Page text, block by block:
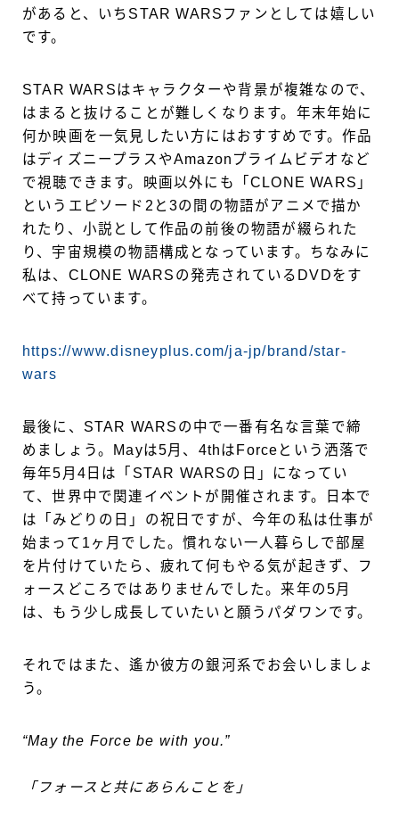
があると、いちSTAR WARSファンとしては嬉しい
です。
STAR WARSはキャラクターや背景が複雑なので、
はまると抜けることが難しくなります。年末年始に
何か映画を一気見したい方にはおすすめです。作品
はディズニープラスやAmazonプライムビデオなど
で視聴できます。映画以外にも「CLONE WARS」
というエピソード2と3の間の物語がアニメで描か
れたり、小説として作品の前後の物語が綴られた
り、宇宙規模の物語構成となっています。ちなみに
私は、CLONE WARSの発売されているDVDをす
べて持っています。
https://www.disneyplus.com/ja-jp/brand/star-
wars
最後に、STAR WARSの中で一番有名な言葉で締
めましょう。Mayは5月、4thはForceという洒落で
毎年5月4日は「STAR WARSの日」になってい
て、世界中で関連イベントが開催されます。日本で
は「みどりの日」の祝日ですが、今年の私は仕事が
始まって1ヶ月でした。慣れない一人暮らしで部屋
を片付けていたら、疲れて何もやる気が起きず、フ
ォースどころではありませんでした。来年の5月
は、もう少し成長していたいと願うパダワンです。
それではまた、遙か彼方の銀河系でお会いしましょ
う。
“May the Force be with you.”
「フォースと共にあらんことを」